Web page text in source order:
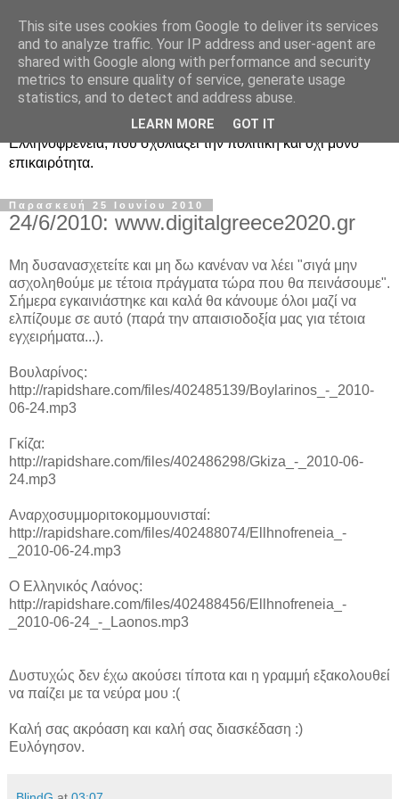
Ραδιοφωνική
Ελληνοφρένεια Unofficial
Η γνωστή ραδιοφωνική εκπομπή κατά κόσμον
Ελληνοφρένεια, που σχολιάζει την πολιτική και όχι μόνο
επικαιρότητα.
Παρασκευή 25 Ιουνίου 2010
24/6/2010: www.digitalgreece2020.gr
Μη δυσανασχετείτε και μη δω κανέναν να λέει "σιγά μην
ασχοληθούμε με τέτοια πράγματα τώρα που θα πεινάσουμε".
Σήμερα εγκαινιάστηκε και καλά θα κάνουμε όλοι μαζί να
ελπίζουμε σε αυτό (παρά την απαισιοδοξία μας για τέτοια
εγχειρήματα...).
Βουλαρίνος:
http://rapidshare.com/files/402485139/Boylarinos_-_2010-
06-24.mp3
Γκίζα:
http://rapidshare.com/files/402486298/Gkiza_-_2010-06-
24.mp3
Αναρχοσυμμοριτοκομμουνισταί:
http://rapidshare.com/files/402488074/Ellhnofreneia_-
_2010-06-24.mp3
Ο Ελληνικός Λαόνος:
http://rapidshare.com/files/402488456/Ellhnofreneia_-
_2010-06-24_-_Laonos.mp3
Δυστυχώς δεν έχω ακούσει τίποτα και η γραμμή εξακολουθεί
να παίζει με τα νεύρα μου :(
Καλή σας ακρόαση και καλή σας διασκέδαση :)
Ευλόγησον.
This site uses cookies from Google to deliver its services
and to analyze traffic. Your IP address and user-agent are
shared with Google along with performance and security
metrics to ensure quality of service, generate usage
statistics, and to detect and address abuse.
LEARN MORE GOT IT